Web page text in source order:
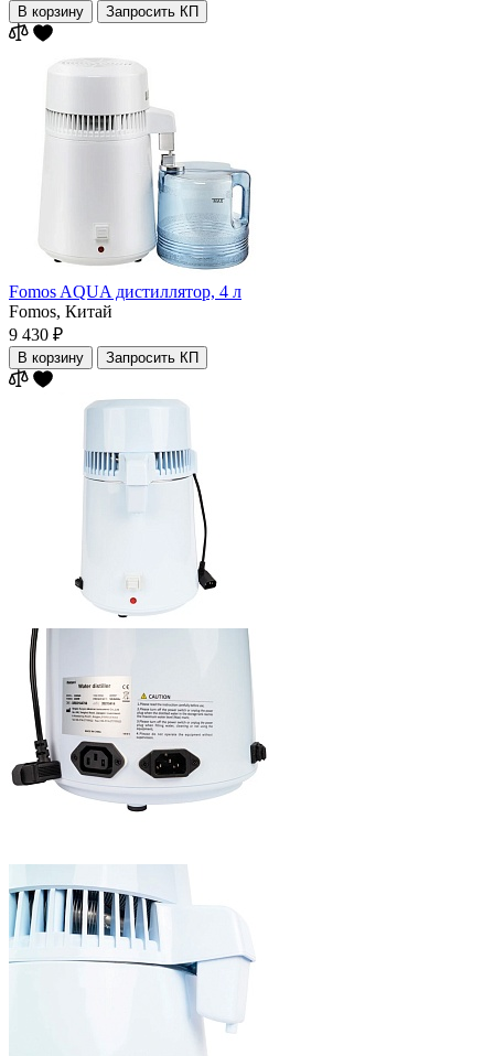
В корзину Запросить КП
Fomos AQUA дистиллятор, 4 л
Fomos, Китай
9 430 ₽
В корзину Запросить КП